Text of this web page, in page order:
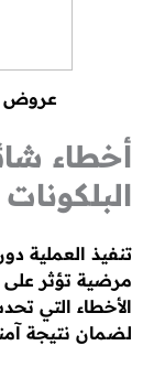
عروض
أخطاء
تنفيذ العملية
مرضية تؤثر على
الأخطاء التي
لضمان نتيجة